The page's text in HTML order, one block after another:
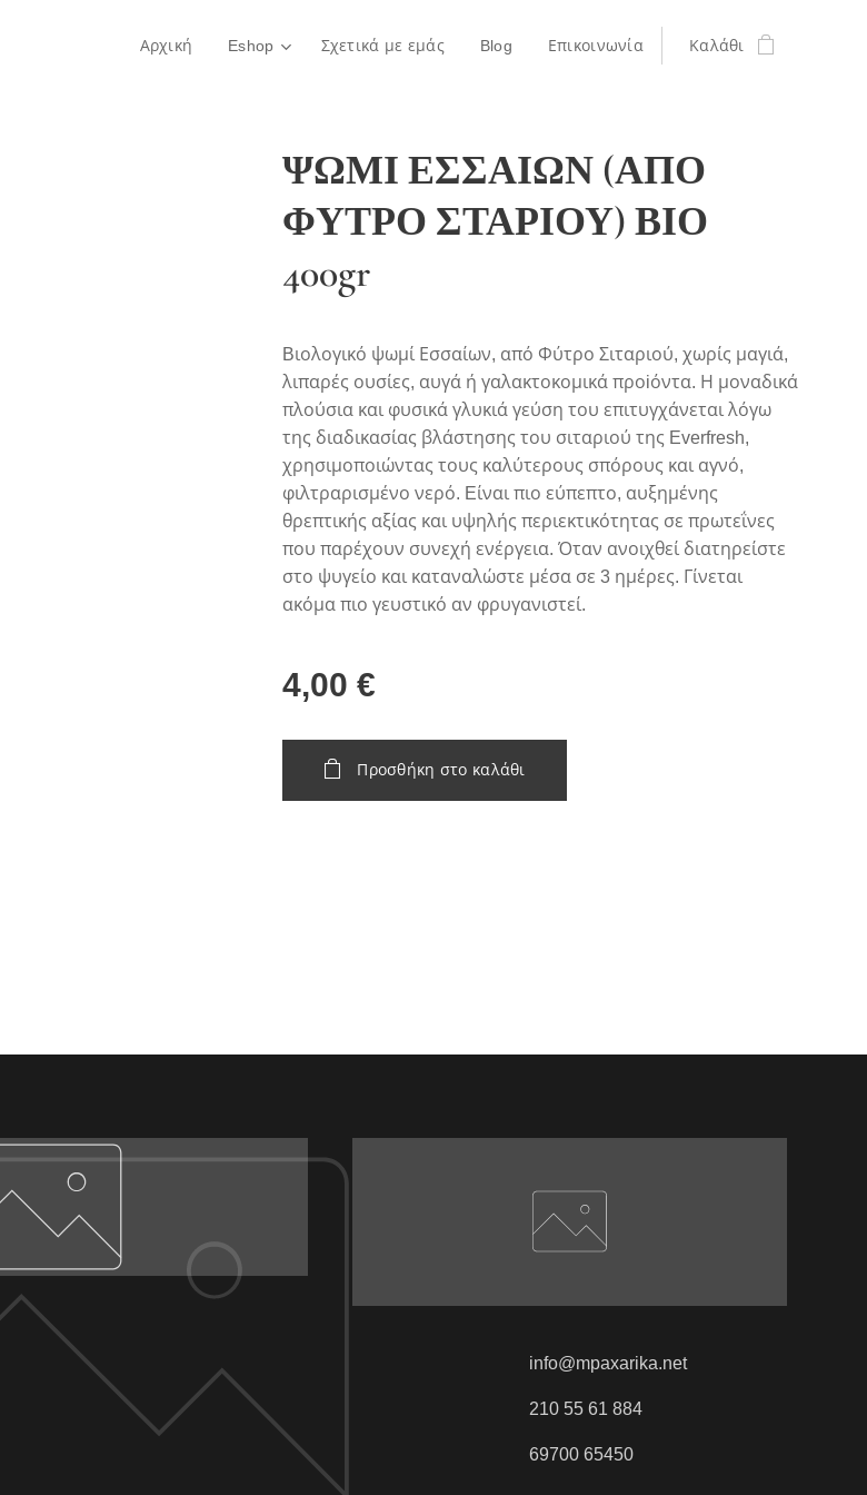
Αρχική Eshop Σχετικά με εμάς Blog Επικοινωνία Καλάθι
ΨΩΜΙ ΕΣΣΑΙΩΝ (ΑΠΟ
ΦΥΤΡΟ ΣΤΑΡΙΟΥ) ΒΙΟ
400gr
Bιολογικό ψωμί Εσσαίων, από Φύτρο Σιταριού, χωρίς μαγιά,
λιπαρές ουσίες, αυγά ή γαλακτοκομικά προiόντα. Η μοναδικά
πλούσια και φυσικά γλυκιά γεύση του επιτυγχάνεται λόγω
της διαδικασίας βλάστησης του σιταριού της Everfresh,
χρησιμοποιώντας τους καλύτερους σπόρους και αγνό,
φιλτραρισμένο νερό. Eίναι πιο εύπεπτο, αυξημένης
θρεπτικής αξίας και υψηλής περιεκτικότητας σε πρωτεΐνες
που παρέχουν συνεχή ενέργεια. Όταν ανοιχθεί διατηρείστε
στο ψυγείο και καταναλώστε μέσα σε 3 ημέρες. Γίνεται
ακόμα πιο γευστικό αν φρυγανιστεί.
4,00 €
Προσθήκη στο καλάθι
info@mpaxarika.net
210 55 61 884
69700 65450